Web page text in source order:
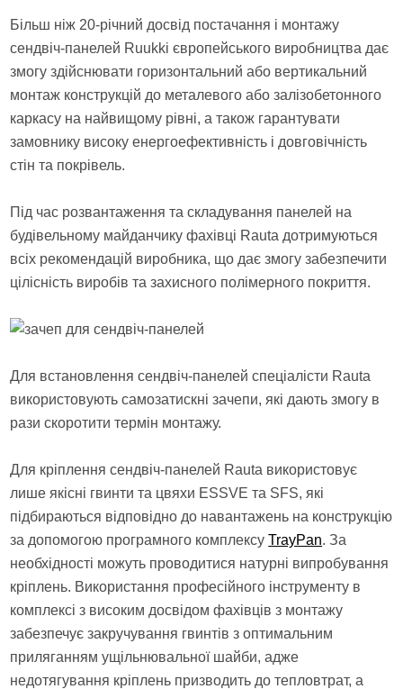
Більш ніж 20-річний досвід постачання і монтажу
сендвіч-панелей Ruukki європейського виробництва дає
змогу здійснювати горизонтальний або вертикальний
монтаж конструкцій до металевого або залізобетонного
каркасу на найвищому рівні, а також гарантувати
замовнику високу енергоефективність і довговічність
стін та покрівель.
Під час розвантаження та складування панелей на
будівельному майданчику фахівці Rauta дотримуються
всіх рекомендацій виробника, що дає змогу забезпечити
цілісність виробів та захисного полімерного покриття.
Для встановлення сендвіч-панелей спеціалісти Rauta
використовують самозатискні зачепи, які дають змогу в
рази скоротити термін монтажу.
Для кріплення сендвіч-панелей Rauta використовує
лише якісні гвинти та цвяхи ESSVE та SFS, які
підбираються відповідно до навантажень на конструкцію
за допомогою програмного комплексуTrayPan. За
необхідності можуть проводитися натурні випробування
кріплень. Використання професійного інструменту в
комплексі з високим досвідом фахівців з монтажу
забезпечує закручування гвинтів з оптимальним
приляганням ущільнювальної шайби, адже
недотягування кріплень призводить до тепловтрат, а